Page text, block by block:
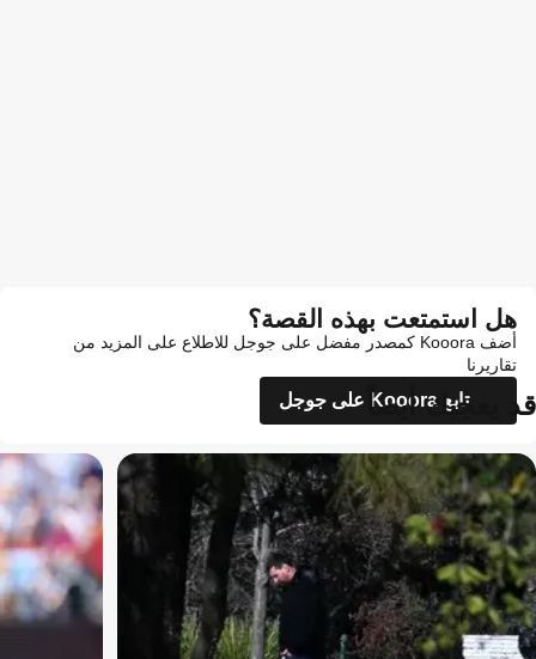
هل استمتعت بهذه القصة؟
أضف Kooora كمصدر مفضل على جوجل للاطلاع على المزيد من
تقاريرنا
تابع Kooora على جوجل
قد يعجبك أيضاً